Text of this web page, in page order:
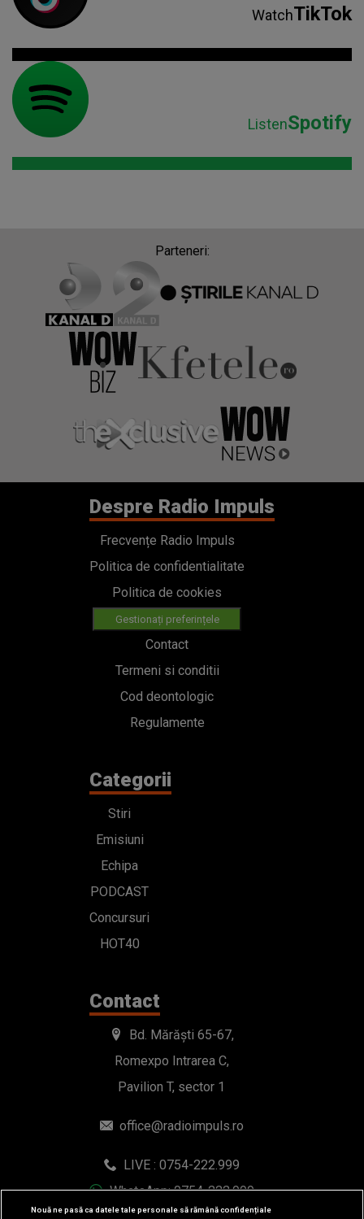
WatchTikTok
ListenSpotify
Parteneri:
Despre Radio Impuls
Frecvențe Radio Impuls
Politica de confidentialitate
Politica de cookies
Gestionați preferințele
Contact
Termeni si conditii
Cod deontologic
Regulamente
Categorii
Stiri
Emisiuni
Echipa
PODCAST
Concursuri
HOT40
Contact
Bd. Mărăști 65-67,
Romexpo Intrarea C,
Pavilion T, sector 1
office@radioimpuls.ro
LIVE : 0754-222.999
WhatsApp: 0754-222.999
Nouă ne pasă ca datele tale personale să rămână confidențiale